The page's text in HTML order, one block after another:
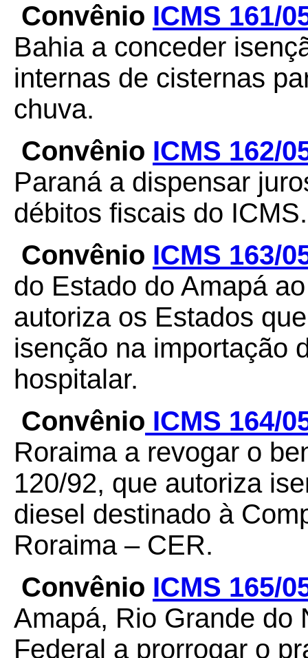
Convênio ICMS 161/
Bahia a conceder
internas de cisternas
chuva.
Convênio ICMS 162/
Paraná a dispensar
débitos fiscais do ICMS.
Convênio ICMS 163/
do Estado do Amapá
autoriza os Estados
isenção na importação
hospitalar.
Convênio ICMS 164/
Roraima a revogar o
120/92, que autoriza
diesel destinado à
Roraima – CER.
Convênio ICMS 165/
Amapá, Rio Grande do
Federal a prorrogar o